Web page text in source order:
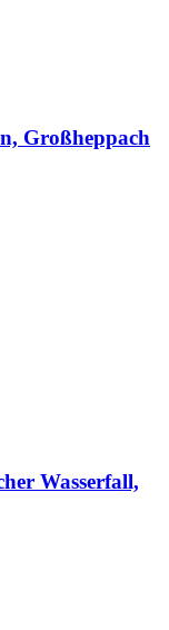
Großheppach
Wasserfall,